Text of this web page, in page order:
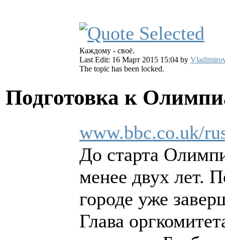
Каждому - своё.
Last Edit: 16 Март 2015 15:04 by
The topic has been locked.
Подготовка к
www.bbc.co.uk/
До старта
менее двух лет.
городе уже
Глава